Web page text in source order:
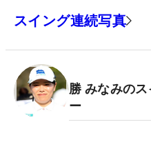
スイング連続写真
勝 みなみの
ー